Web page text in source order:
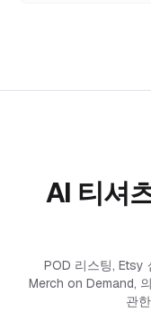
AI 티셔
POD 리스팅, Etsy
Merch on Demand,
관